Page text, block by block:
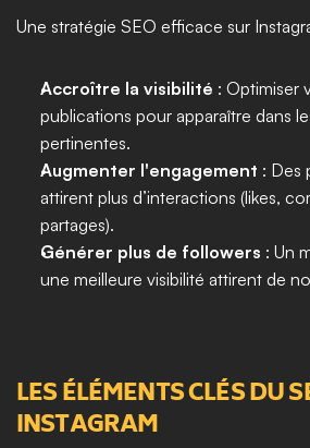
Une stratégie SEO efficace sur
Accroître la visibilité : Optimiser
publications pour apparaître dans
pertinentes.
Augmenter l'engagement : Des
attirent plus d’interactions (likes,
partages).
Générer plus de followers : Un
une meilleure visibilité attirent de
LES ÉLÉMENTS CLÉS DU
INSTAGRAM